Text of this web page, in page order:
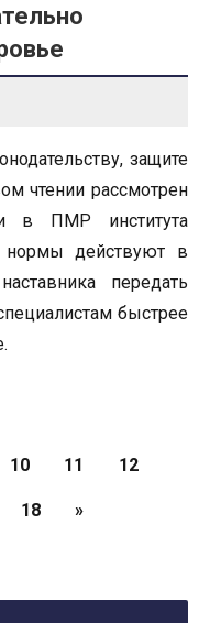
защите
чтении рассмотрен
в ПМР института
нормы действуют в
передать
быстрее
10 11 12
18 »